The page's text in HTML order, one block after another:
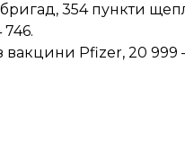
354 пункти
вакцини Pfizer, 20 999